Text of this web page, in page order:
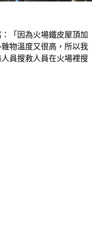
「因為火場鐵皮屋頂加
物溫度又很高，所以我
員搜救人員在火場裡搜